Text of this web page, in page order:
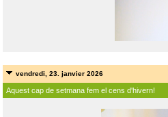
vendredi, 23. janvier 2026
Aquest cap de setmana fem el cens d'hivern!